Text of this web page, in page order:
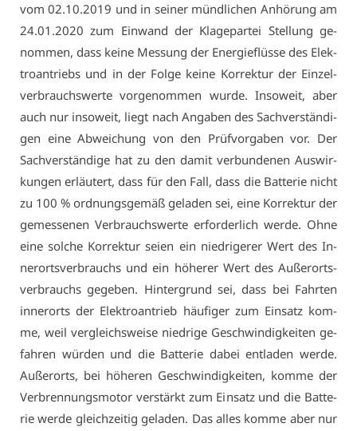
vom 02.10.2019 und in sei­ner münd­li­chen An­hö­rung am
24.01.2020 zum Ein­wand der Kla­ge­par­tei Stel­lung ge­
nom­men, dass kei­ne Mes­sung der En­er­gieflüs­se des Elek­
tro­an­triebs und in der Fol­ge kei­ne Kor­rek­tur der Ein­zel­
ver­brauchs­wer­te vor­ge­nom­men wur­de. In­so­weit, aber
auch nur in­so­weit, liegt nach An­ga­ben des Sach­ver­stän­di­
gen ei­ne Ab­wei­chung von den Prüf­vor­ga­ben vor. Der
Sach­ver­stän­di­ge hat zu den da­mit ver­bun­de­nen Aus­wir­
kun­gen er­läu­tert, dass für den Fall, dass die Bat­te­rie nicht
zu 100 % ord­nungs­ge­mäß ge­la­den sei, ei­ne Kor­rek­tur der
ge­mes­se­nen Ver­brauchs­wer­te er­for­der­lich wer­de. Oh­ne
ei­ne sol­che Kor­rek­tur sei­en ein nied­ri­ge­rer Wert des In­
ner­orts­ver­brauchs und ein hö­he­rer Wert des Au­ßer­orts­
ver­brauchs ge­ge­ben. Hin­ter­grund sei, dass bei Fahr­ten
in­ner­orts der Elek­tro­an­trieb häu­fi­ger zum Ein­satz kom­
me, weil ver­gleichs­wei­se nied­ri­ge Ge­schwin­dig­kei­ten ge­
fah­ren wür­den und die Bat­te­rie da­bei ent­la­den wer­de.
Au­ßer­orts, bei hö­he­ren Ge­schwin­dig­kei­ten, kom­me der
Ver­bren­nungs­mo­tor ver­stärkt zum Ein­satz und die Bat­te­
rie wer­de gleich­zei­tig ge­la­den. Das al­les kom­me aber nur